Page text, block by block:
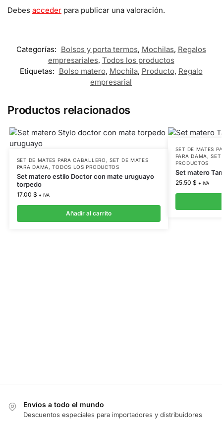
Debes acceder para publicar una valoración.
Categorías: Bolsos y porta termos, Mochilas, Regalos
empresariales, Todos los productos
Etiquetas: Bolso matero, Mochila, Producto, Regalo
empresarial
Productos relacionados
SET DE MATES PARA CABALLERO ,SET DE MATES
PARA DAMA ,TODOS LOS PRODUCTOS
Set matero estilo Doctor con mate uruguayo
torpedo
17.00 $ + IVA
Añadir al carrito
SET DE MATES
PARA DAMA ,
PRODUCTOS
Set matero
25.50 $ + IVA
Envíos a todo el mundo
Descuentos especiales para importadores y distribuidores